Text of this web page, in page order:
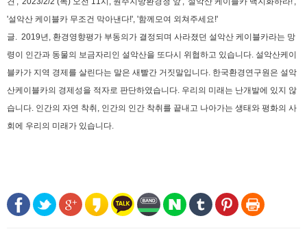
'설악산 케이블카 무조건 막아낸다!', '함께모여 외쳐주세요!'
글. 2019년, 환경영향평가 부동의가 결정되며 사라졌던 설악산 케이블카라는 망
령이 인간과 동물의 보금자리인 설악산을 또다시 위협하고 있습니다. 설악산케이
블카가 지역 경제를 살린다는 말은 새빨간 거짓말입니다. 한국환경연구원은 설악
산케이블카의 경제성을 적자로 판단하였습니다. 우리의 미래는 난개발에 있지 않
습니다. 인간의 자연 착취, 인간의 인간 착취를 끝내고 나아가는 생태와 평화의 사
회에 우리의 미래가 있습니다.